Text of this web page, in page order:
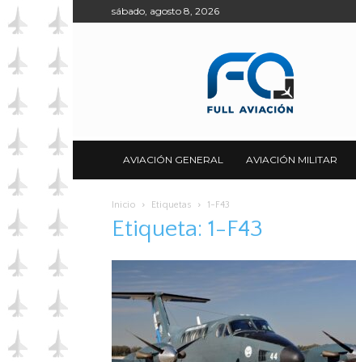
sábado, agosto 8, 2026
AVIACIÓN GENERAL AVIACIÓN MILITAR
Inicio Etiquetas 1-F43
Etiqueta: 1-F43